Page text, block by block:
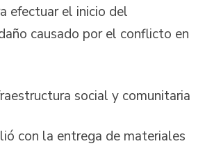
efectuar el inicio del
causado por el conflicto en
social y comunitaria
con la entrega de materiales